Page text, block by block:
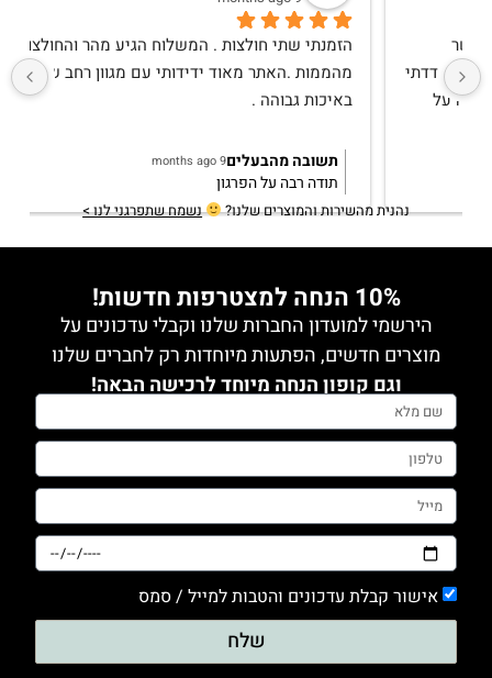
שירות אדיב ומקצועימגיע תוך יומיים לכל היותרבגדים
איכותיים ואופנתייםקונה לעיתים קרובות ואין ותמיד
תשובה מהבעלים2 years ago
תודה רבה מירב! שמחה לשמוע
נהנית מהשירות והמוצרים שלנו? נשמח שתפרגני לנו >
10% הנחה למצטרפות חדשות!
הירשמי למועדון החברות שלנו וקבלי עדכונים על
מוצרים חדשים, הפתעות מיוחדות רק לחברים שלנו
וגם קופון הנחה מיוחד לרכישה הבאה!
אישור קבלת עדכונים והטבות למייל / סמס
שלח